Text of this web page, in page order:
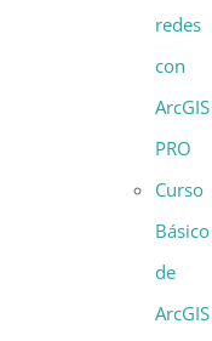
redes
con
ArcGIS
PRO
Curso
Básico
de
ArcGIS